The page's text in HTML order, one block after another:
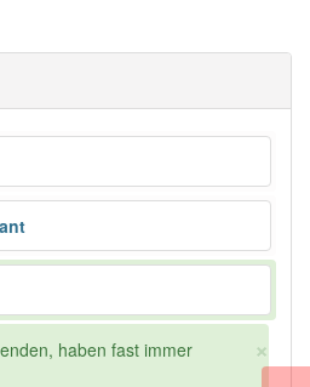
×
haben fast immer